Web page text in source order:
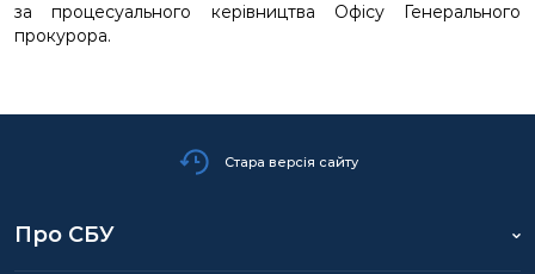
за процесуального керівництва Офісу Генерального
прокурора.
Стара версія сайту
Про СБУ